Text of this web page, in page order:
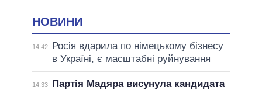
НОВИНИ
14:42
Росія вдарила по німецькому бізнесу
в Україні, є масштабні руйнування
14:33
Партія Мадяра висунула кандидата